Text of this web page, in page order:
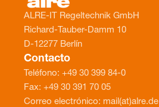
ALRE-IT Regeltechnik GmbH
Richard-Tauber-Damm 10
D-12277 Berlín
Contacto
Teléfono: +49 30 399 84-0
Fax: +49 30 391 70 05
Correo electrónico: mail(at)alre.de